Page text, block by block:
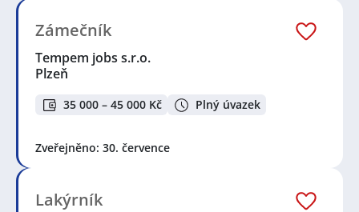
Zámečník
Tempem jobs s.r.o.
Plzeň
35 000 – 45 000 Kč Plný úvazek
Zveřejněno: 30. července
Lakýrník